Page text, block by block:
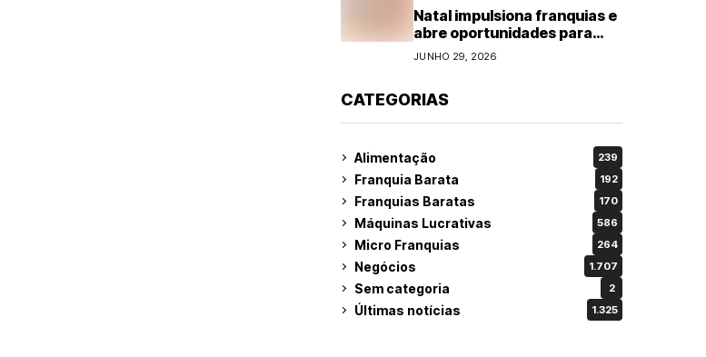
Natal impulsiona franquias e
abre oportunidades para
diversos segmentos do
JUNHO 29, 2026
CATEGORIAS
Alimentação 239
Franquia Barata 192
Franquias Baratas 170
Máquinas Lucrativas 586
Micro Franquias 264
Negócios 1.707
Sem categoria 2
Últimas notícias 1.325